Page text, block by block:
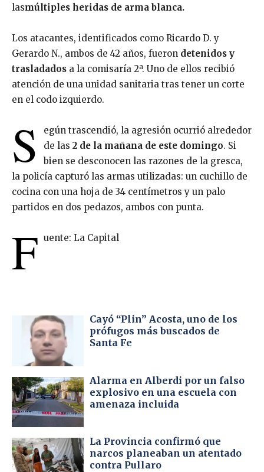
lasmúltiples heridas de arma blanca.
Los atacantes, identificados como Ricardo D. y
Gerardo N., ambos de 42 años, fueron detenidos y
trasladados a la comisaría 2ª. Uno de ellos recibió
atención de una unidad sanitaria tras tener un corte
en el codo izquierdo.
S
egún trascendió, la agresión ocurrió alrededor
de las 2 de la mañana de este domingo. Si
bien se desconocen las razones de la gresca,
la policía capturó las armas utilizadas: un cuchillo de
cocina con una hoja de 34 centímetros y un palo
partidos en dos pedazos, ambos con punta.
F uente: La Capital
Cayó “Plin” Acosta, uno de los
prófugos más buscados de
Santa Fe
Alarma en Alberdi por un falso
explosivo en una escuela con
amenaza incluida
La Provincia confirmó que
narcos planeaban un atentado
contra Pullaro